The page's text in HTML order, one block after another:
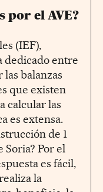
por el AVE?
(IEF),
dedicado entre
las balanzas
que existen
calcular las
es extensa.
de 1
Por el
es fácil,
la